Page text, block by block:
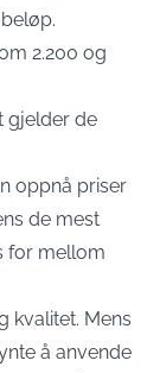
2.200 og
gjelder de
oppnå priser
de mest
for mellom
kvalitet. Mens
å anvende